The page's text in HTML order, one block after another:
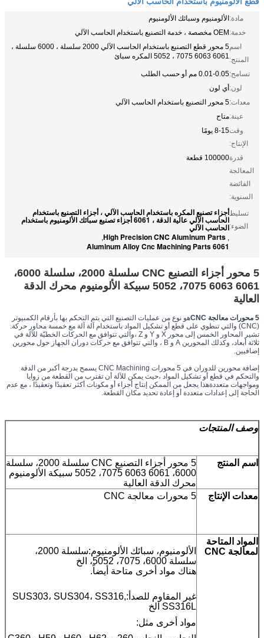
مادة:الألومنيوم وسبائك الألومنيوم
خدمة:OEM مخصصة ، خدمة التصنيع باستخدام الحاسب الآلي
اسم
المنتج:
5 محور قطع التصنيع باستخدام الحاسب الآلي 2000 سلسلة ، 6000 سلسلة ،
6061 6063 7075 ، 5052 المكره سبائ
تسامح:0.01-0.05 مم أو حسب الطلب
لون:أي لون
معدات:5 محور التصنيع باستخدام الحاسب الآلي
عينة:متاح
وقت
الإنتاج:
8-15 يومًا
قدرة
المعالجة
الفائضة
السنوية:
100000 قطعة
تسليط
الضوء:
أجزاء تصنيع المكره باستخدام الحاسب الآلي ، أجزاء التصنيع باستخدام
الحاسب الآلي عالية الدقة ، 6061 أجزاء تصنيع سبائك الألومنيوم باستخدام
الحاسب الآلي
,
High Precision CNC Aluminum Parts
,
6061 Aluminum Alloy Cnc Machining Parts
5 محور أجزاء التصنيع CNC سلسلة 2000، سلسلة 6000،
6061 6063 7075، 5052 سبيكة الألومنيوم محرك الدقة
العالية
5 محورات معالجة CNC
إضافيين.
الحاجة إلى إعدادات متعددة أو إعادة تحديد مكان القطعة.
وصف المنتجات
اسم المنتج
5 محور أجزاء التصنيع CNC سلسلة 2000، سلسلة
6000، 6061 6063 7075، 5052 سبيكة الألومنيوم
محرك الدقة العالية
معدات الإنتاج
5 محورات معالجة CNC
المواد المتاحة
لمعالجة CNC
الألومنيوم، سبائك الألومنيوم:سلسلة 2000،
سلسلة 6000، 7075، 5052، الخ
هناك مواد أخرى متاحة أيضاً.
غير المقاوم للصدأ:SUS303، SUS304، SS316,
SS316L الخ
مواد أخرى مثل: